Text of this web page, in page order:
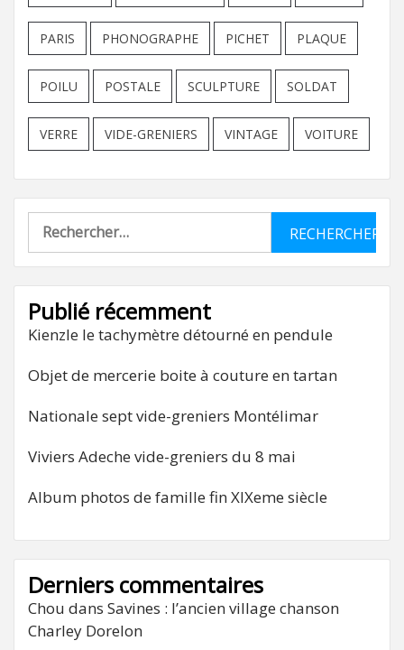
PARIS PHONOGRAPHE PICHET PLAQUE
POILU POSTALE SCULPTURE SOLDAT
VERRE VIDE-GRENIERS VINTAGE VOITURE
Rechercher :
Publié récemment
Kienzle le tachymètre détourné en pendule
Objet de mercerie boite à couture en tartan
Nationale sept vide-greniers Montélimar
Viviers Adeche vide-greniers du 8 mai
Album photos de famille fin XIXeme siècle
Derniers commentaires
Chou dans Savines : l’ancien village chanson
Charley Dorelon